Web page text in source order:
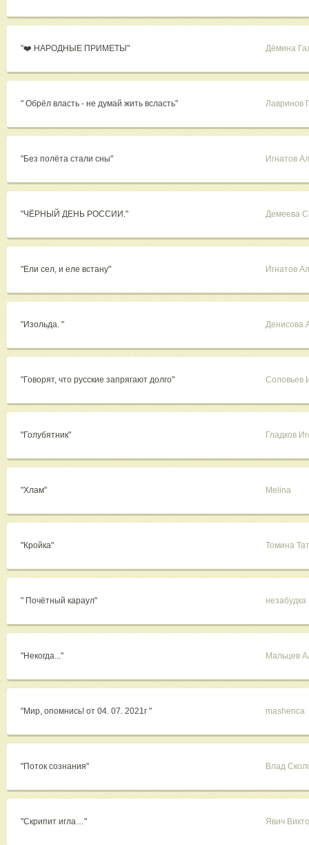
"❤️ НАРОДНЫЕ ПРИМЕТЫ" Дёмина
" Обрёл власть - не думай жить всласть" Лавринов
"Без полёта стали сны" Игнатов
"ЧЁРНЫЙ ДЕНЬ РОССИИ." Демеева
"Ели сел, и еле встану" Игнатов
"Изольда. " Денисова
"Говорят, что русские запрягают долго" Соловьев
"Голубятник" Гладков
"Хлам" Melina
"Кройка" Томина
" Почётный караул" незабудка
"Некогда..." Мальцев
"Мир, опомнись! от 04. 07. 2021г " mashenca
"Поток сознания" Влад
"Скрипит игла…" Явич